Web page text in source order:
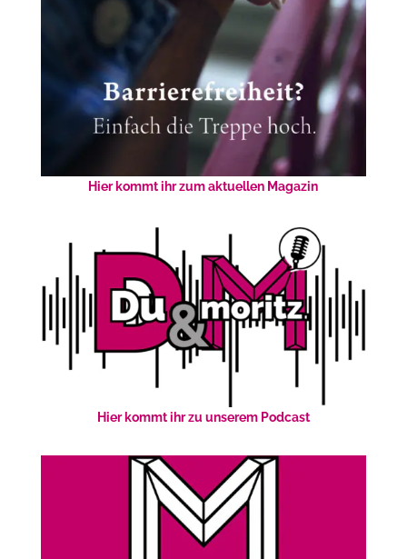
Hier kommt ihr zum aktuellen Magazin
Hier kommt ihr zu unserem Podcast